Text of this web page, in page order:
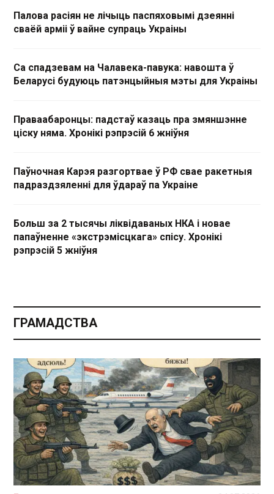
Палова расіян не лічыць паспяховымі дзеянні
сваёй арміі ў вайне супраць Украіны
Са спадзевам на Чалавека-павука: навошта ў
Беларусі будуюць патэнцыйныя мэты для Украіны
Праваабаронцы: падстаў казаць пра змяншэнне
ціску няма. Хронікі рэпрэсій 6 жніўня
Паўночная Карэя разгортвае ў РФ свае ракетныя
падраздзяленні для ўдараў па Украіне
Больш за 2 тысячы ліквідаваных НКА і новае
папаўненне «экстрэмісцкага» спісу. Хронікі
рэпрэсій 5 жніўня
ГРАМАДСТВА